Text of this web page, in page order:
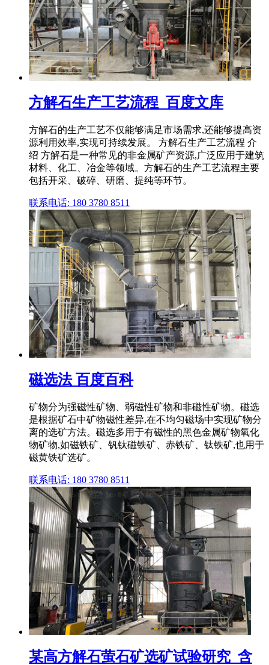
方解石生产工艺流程_百度文库
方解石的生产工艺不仅能够满足市场需求,还能够提高资
源利用效率,实现可持续发展。 方解石生产工艺流程 介
绍 方解石是一种常见的非金属矿产资源,广泛应用于建筑
材料、化工、冶金等领域。方解石的生产工艺流程主要
包括开采、破碎、研磨、提纯等环节。
联系电话: 180 3780 8511
磁选法 百度百科
矿物分为强磁性矿物、弱磁性矿物和非磁性矿物。磁选
是根据矿石中矿物磁性差异,在不均匀磁场中实现矿物分
离的选矿方法。磁选多用于有磁性的黑色金属矿物氧化
物矿物,如磁铁矿、钒钛磁铁矿、赤铁矿、钛铁矿,也用于
磁黄铁矿选矿。
联系电话: 180 3780 8511
某高方解石萤石矿选矿试验研究_含